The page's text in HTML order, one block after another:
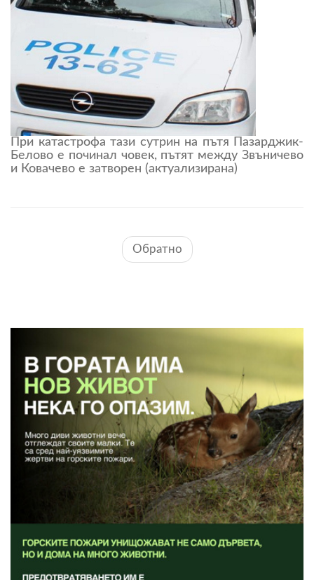
При катастрофа тази сутрин на пътя Пазарджик-
Белово е починал човек, пътят между Звъничево
и Ковачево е затворен (актуализирана)
Обратно